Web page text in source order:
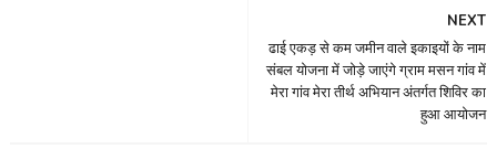
NEXT
ढाई एकड़ से कम जमीन वाले इकाइयों के नाम
संबल योजना में जोड़े जाएंगे ग्राम मसन गांव में
मेरा गांव मेरा तीर्थ अभियान अंतर्गत शिविर का
हुआ आयोजन